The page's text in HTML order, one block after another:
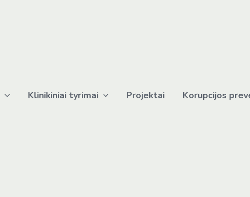
Klinikiniai tyrimai Projektai Korupcijos